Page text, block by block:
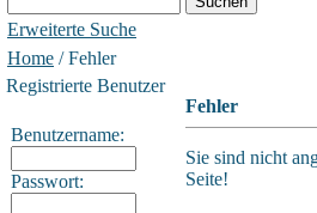
Erweiterte Suche
Home / Fehler
Registrierte Benutzer
Benutzername:
Passwort:
Fehler
Sie sind nicht
Seite!